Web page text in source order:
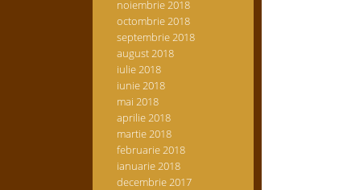
noiembrie 2018
octombrie 2018
septembrie 2018
august 2018
iulie 2018
iunie 2018
mai 2018
aprilie 2018
martie 2018
februarie 2018
ianuarie 2018
decembrie 2017